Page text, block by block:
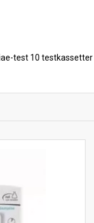
test 10 testkassetter